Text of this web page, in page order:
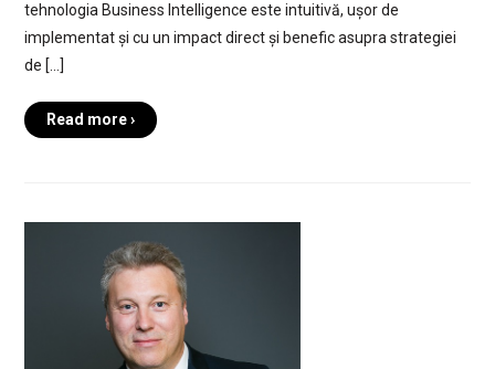
tehnologia Business Intelligence este intuitivă, ușor de
implementat și cu un impact direct și benefic asupra strategiei
de […]
Read more ›